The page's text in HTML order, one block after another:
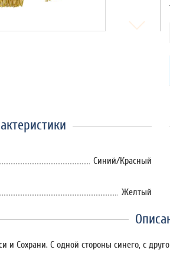
Синий/Красный
Желтый
и Сохрани. С одной стороны синего, с